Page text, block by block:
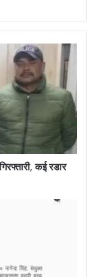
कई रडार